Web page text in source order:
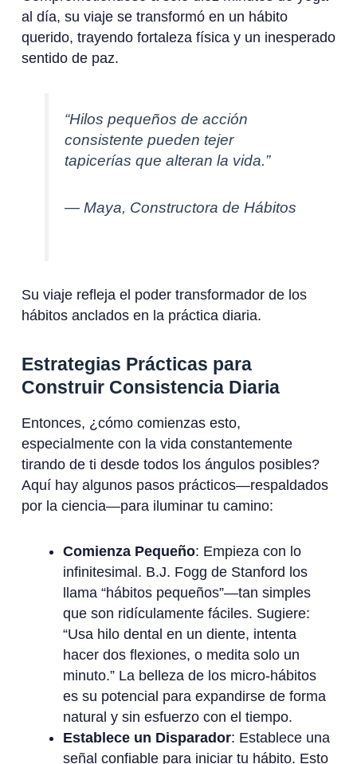
al día, su viaje se transformó en un hábito
querido, trayendo fortaleza física y un inesperado
sentido de paz.
“Hilos pequeños de acción
consistente pueden tejer
tapicerías que alteran la vida.”
— Maya, Constructora de Hábitos
Su viaje refleja el poder transformador de los
hábitos anclados en la práctica diaria.
Estrategias Prácticas para
Construir Consistencia Diaria
Entonces, ¿cómo comienzas esto,
especialmente con la vida constantemente
tirando de ti desde todos los ángulos posibles?
Aquí hay algunos pasos prácticos—respaldados
por la ciencia—para iluminar tu camino:
Comienza Pequeño: Empieza con lo
infinitesimal. B.J. Fogg de Stanford los
llama “hábitos pequeños”—tan simples
que son ridículamente fáciles. Sugiere:
“Usa hilo dental en un diente, intenta
hacer dos flexiones, o medita solo un
minuto.” La belleza de los micro-hábitos
es su potencial para expandirse de forma
natural y sin esfuerzo con el tiempo.
Establece un Disparador: Establece una
señal confiable para iniciar tu hábito. Esto